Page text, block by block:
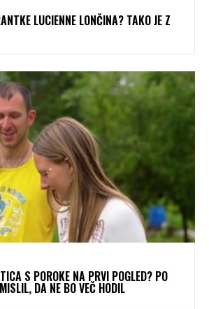
LUCIENNE LONČINA? TAKO JE Z
S POROKE NA PRVI POGLED? PO
DA NE BO VEČ HODIL